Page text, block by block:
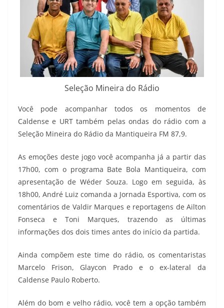
Seleção Mineira do Rádio
Você pode acompanhar todos os momentos de
Caldense e URT também pelas ondas do rádio com a
Seleção Mineira do Rádio da Mantiqueira FM 87,9.
As emoções deste jogo você acompanha já a partir das
17h00, com o programa Bate Bola Mantiqueira, com
apresentação de Wéder Souza. Logo em seguida, às
18h00, André Luiz comanda a Jornada Esportiva, com os
comentários de Valdir Marques e reportagens de Ailton
Fonseca e Toni Marques, trazendo as últimas
informações dos dois times antes do início da partida.
Ainda compõem este time do rádio, os comentaristas
Marcelo Frison, Glaycon Prado e o ex-lateral da
Caldense Paulo Roberto.
Além do bom e velho rádio, você tem a opção também